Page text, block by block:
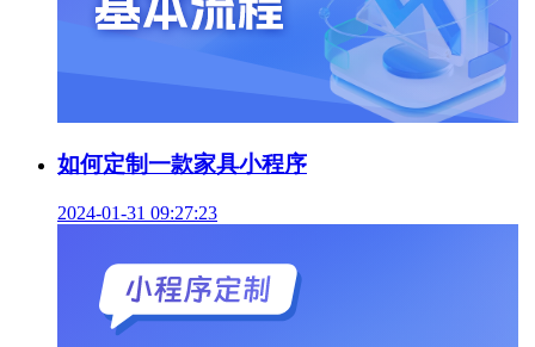
如何定制一款家具小程序
2024-01-31 09:27:23